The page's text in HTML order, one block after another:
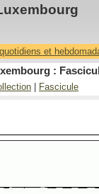
quotidiens et
:
Fascicule